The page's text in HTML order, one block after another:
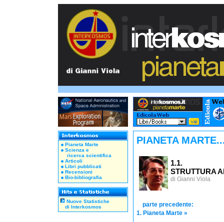
Pianeta Marte
Scienza e
ricerca scientifica
Articoli
Libri pubblicati
Recensioni
Bio-bibliografia
Nuove Statistiche
di Interkosmos
PIANETA
1.1.
STRUTTURA
di Gianni Viola
parte precedente:
1. Pianeta Marte »